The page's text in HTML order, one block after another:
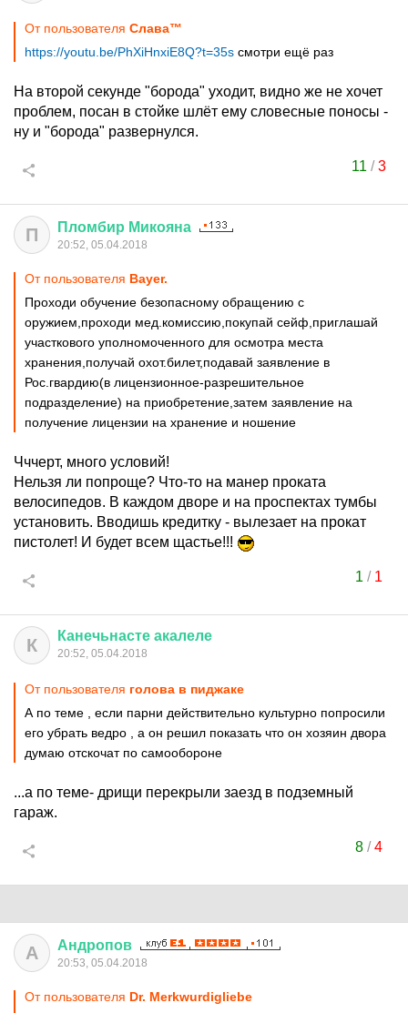
От пользователя Cлaвa™
https://youtu.be/PhXiHnxiE8Q?t=35s смотри ещё раз
На второй секунде "борода" уходит, видно же не хочет
проблем, посан в стойке шлёт ему словесные поносы -
ну и "борода" развернулся.
11 /3
П Пломбир Микояна
20:52, 05.04.2018
От пользователя Bayer.
Проходи обучение безопасному обращению с
оружием,проходи мед.комиссию,покупай сейф,приглашай
участкового уполномоченного для осмотра места
хранения,получай охот.билет,подавай заявление в
Рос.гвардию(в лицензионное-разрешительное
подразделение) на приобретение,затем заявление на
получение лицензии на хранение и ношение
Чччерт, много условий!
Нельзя ли попроще? Что-то на манер проката
велосипедов. В каждом дворе и на проспектах тумбы
установить. Вводишь кредитку - вылезает на прокат
пистолет! И будет всем щастье!!!
1 / 1
К Канечьнасте акалеле
20:52, 05.04.2018
От пользователя голова в пиджаке
А по теме , если парни действительно культурно попросили
его убрать ведро , а он решил показать что он хозяин двора
думаю отскочат по самообороне
...а по теме- дрищи перекрыли заезд в подземный
гараж.
8/4
А Андропов
20:53, 05.04.2018
От пользователя Dr. Merkwurdigliebe